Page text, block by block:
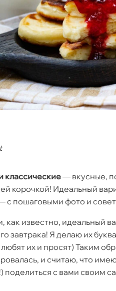
классические— вкусные,
корочкой! Идеальный
с пошаговыми фото и
как известно, идеальный
завтрака! Я делаю их
их и просят) Таким
и считаю, что
поделиться с вами своим